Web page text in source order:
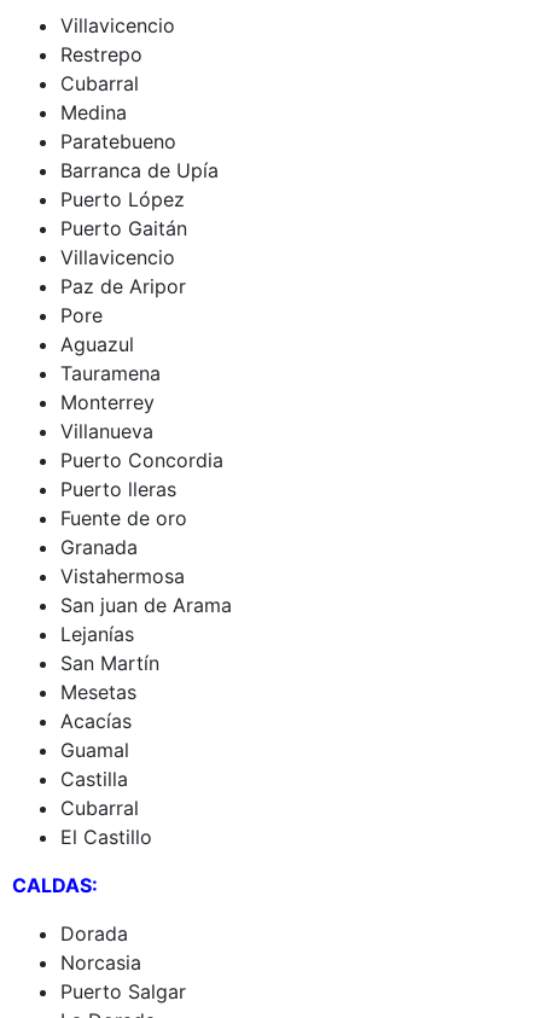
Villavicencio
Restrepo
Cubarral
Medina
Paratebueno
Barranca de Upía
Puerto López
Puerto Gaitán
Villavicencio
Paz de Aripor
Pore
Aguazul
Tauramena
Monterrey
Villanueva
Puerto Concordia
Puerto lleras
Fuente de oro
Granada
Vistahermosa
San juan de Arama
Lejanías
San Martín
Mesetas
Acacías
Guamal
Castilla
Cubarral
El Castillo
CALDAS:
Dorada
Norcasia
Puerto Salgar